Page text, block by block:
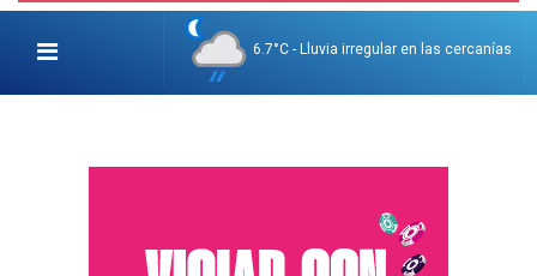
6.7°C - Lluvia irregular en las cercanías